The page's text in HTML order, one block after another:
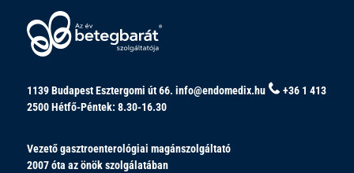
1139 Budapest Esztergomi út 66. info@endomedix.hu
+36 1 413
2500Hétfő-Péntek: 8.30-16.30
Vezető gasztroenterológiai magánszolgáltató
2007 óta az önök szolgálatában